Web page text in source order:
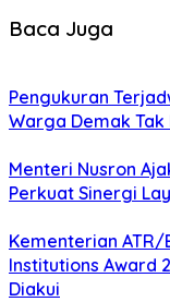
Baca Juga
Pengukuran
Warga Demak Tak
Menteri Nusron
Perkuat Sinergi
Kementerian ATR/
Institutions Award
Diakui